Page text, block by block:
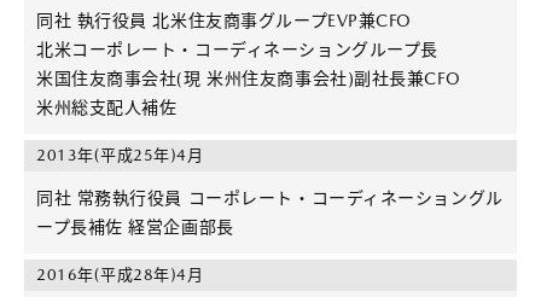
同社 執行役員 北米住友商事グループEVP兼CFO
北米コーポレート・コーディネーショングループ長
米国住友商事会社(現 米州住友商事会社)副社長兼CFO
米州総支配人補佐
2013年(平成25年)4月
同社 常務執行役員 コーポレート・コーディネーショングル
ープ長補佐 経営企画部長
2016年(平成28年)4月